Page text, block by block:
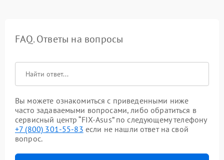
FAQ. Ответы на вопросы
Вы можете ознакомиться с приведенными ниже
часто задаваемыми вопросами, либо обратиться в
сервисный центр “FIX-Asus” по следующему телефону
+7 (800) 301-55-83 если не нашли ответ на свой
вопрос.